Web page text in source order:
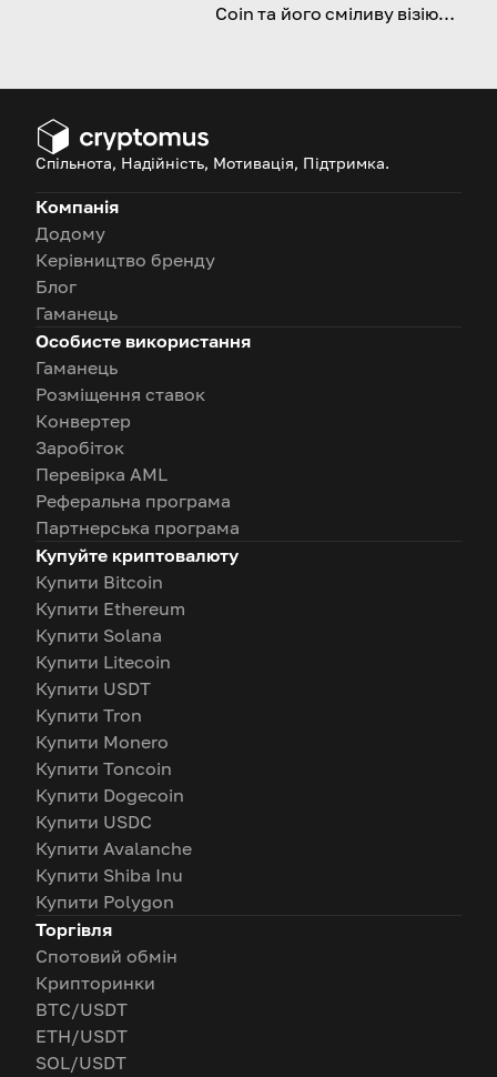
Coin та його сміливу візію
Спільнота, Надійність, Мотивація, Підтримка.
Компанія
Додому
Керівництво бренду
Блог
Гаманець
Особисте використання
Гаманець
Розміщення ставок
Конвертер
Заробіток
Перевірка AML
Реферальна програма
Партнерська програма
Купуйте криптовалюту
Купити Bitcoin
Купити Ethereum
Купити Solana
Купити Litecoin
Купити USDT
Купити Tron
Купити Monero
Купити Toncoin
Купити Dogecoin
Купити USDC
Купити Avalanche
Купити Shiba Inu
Купити Polygon
Торгівля
Спотовий обмін
Крипторинки
BTC/USDT
ETH/USDT
SOL/USDT